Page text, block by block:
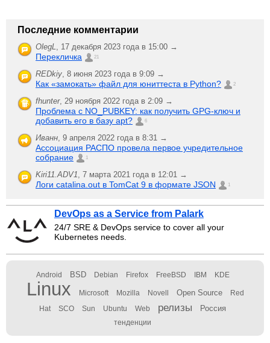
Последние комментарии
OlegL, 17 декабря 2023 года в 15:00 →
Перекличка 21
REDkiy, 8 июня 2023 года в 9:09 →
Как «замокать» файл для юниттеста в Python? 2
fhunter, 29 ноября 2022 года в 2:09 →
Проблема с NO_PUBKEY: как получить GPG-ключ и
добавить его в базу apt?
6
Иванн, 9 апреля 2022 года в 8:31 →
Ассоциация РАСПО провела первое учредительное
собрание
1
Kiri11.ADV1, 7 марта 2021 года в 12:01 →
Логи catalina.out в TomCat 9 в формате JSON 1
DevOps as a Service from Palark
24/7 SRE & DevOps service to cover all your
Kubernetes needs.
Android BSD Debian Firefox FreeBSD IBM KDE
Linux Microsoft Mozilla Novell Open Source Red
Hat SCO Sun Ubuntu Web релизы Россия
тенденции